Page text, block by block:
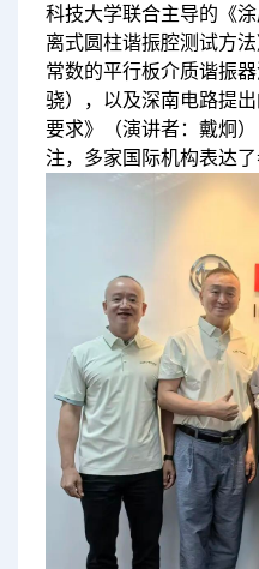
科技大学联合主导的《
离式圆柱谐振腔测试方
常数的平行板介质谐振
骁），以及深南电路提
要求》（演讲者：戴炯
注，多家国际机构表达了